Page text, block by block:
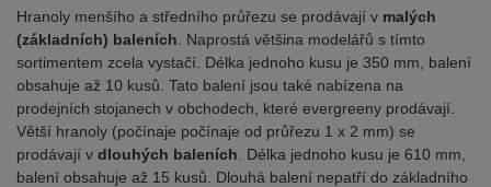
Hranoly menšího a středního průřezu se prodávají v malých
(základních) baleních . Naprostá většina modelářů s tímto
sortimentem zcela vystačí. Délka jednoho kusu je 350 mm, balení
obsahuje až 10 kusů. Tato balení jsou také nabízena na
prodejních stojanech v obchodech, které evergreeny prodávají.
Větší hranoly (počínaje počínaje od průřezu 1 x 2 mm) se
prodávají v dlouhých baleních . Délka jednoho kusu je 610 mm,
balení obsahuje až 15 kusů. Dlouhá balení nepatří do základního